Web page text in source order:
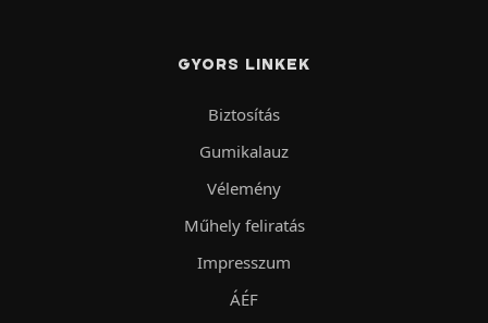
GYORS LINKEK
Biztosítás
Gumikalauz
Vélemény
Műhely feliratás
Impresszum
ÁÉF